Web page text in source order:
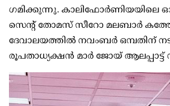
ഗമിക്കുന്നു. കാലിഫോർണിയയിലെ
സെന്റ് തോമസ് സീറോ മലബാർ
ദേവാലയത്തിൽ നവംബർ ഒമ്പതിന്
രൂപതാധ്യക്ഷൻ മാർ ജോയ് ആലപ്പാട്ട്